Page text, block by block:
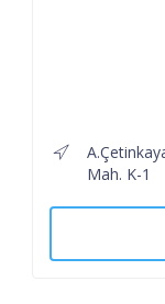
Mah. K-1